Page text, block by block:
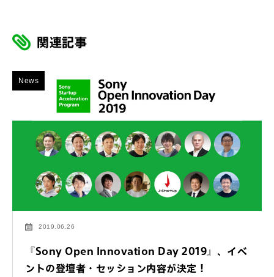
関連記事
News
2019.06.26
『Sony Open Innovation Day 2019』、イベ
ントの登壇者・セッション内容が決定！